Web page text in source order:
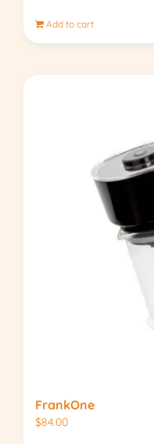
Add to cart
FrankOne
$84.00